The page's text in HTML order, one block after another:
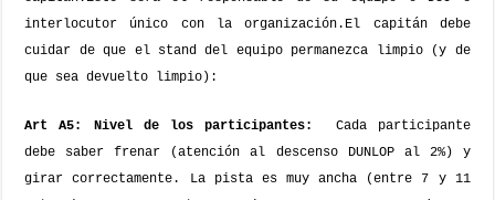
interlocutor único con la organización. El capitán debe
cuidar de que el stand del equipo permanezca limpio (y de
que sea devuelto limpio):
Art A5: Nivel de los participantes:
Cada participante
debe saber frenar (atención al descenso DUNLOP al 2%) y
girar correctamente. La pista es muy ancha (entre 7 y 11